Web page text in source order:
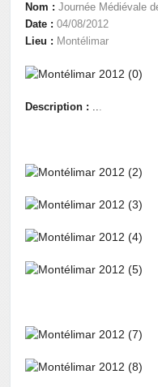
Nom : Journée Médiévale
Date : 04/08/2012
Lieu : Montélimar
Description : ...